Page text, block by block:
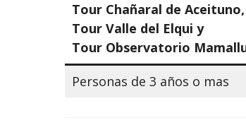
Tour Chañaral de
Tour Valle del Elqui y
Tour Observatorio
Personas de 3 años o mas